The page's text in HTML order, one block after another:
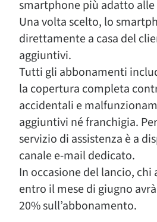
smartphone più adatto
Una volta scelto, lo
direttamente a casa del
aggiuntivi.
Tutti gli abbonamenti
la copertura completa
accidentali e
aggiuntivi né franchigia.
servizio di assistenza è a
canale e-mail dedicato.
In occasione del lancio,
entro il mese di giugno
20% sull’abbonamento.